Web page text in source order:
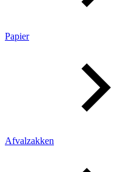
Papier
Afvalzakken